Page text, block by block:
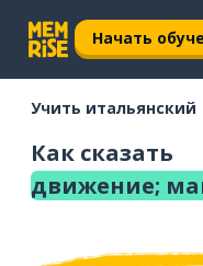
Начать
Учить итальянский
Как сказать
движение;